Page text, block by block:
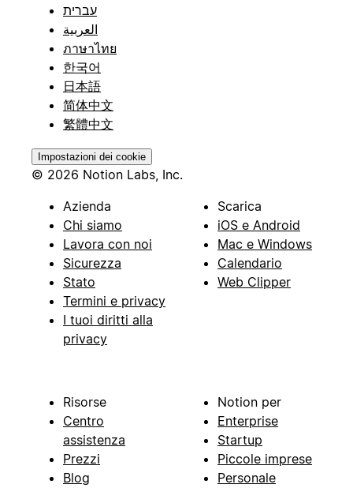
עברית
العربية
ภาษาไทย
한국어
日本語
简体中文
繁體中文
Impostazioni dei cookie
© 2026 Notion Labs, Inc.
Azienda
Chi siamo
Lavora con noi
Sicurezza
Stato
Termini e privacy
I tuoi diritti alla
privacy
Scarica
iOS e Android
Mac e Windows
Calendario
Web Clipper
Risorse
Centro
assistenza
Prezzi
Blog
Notion per
Enterprise
Startup
Piccole imprese
Personale